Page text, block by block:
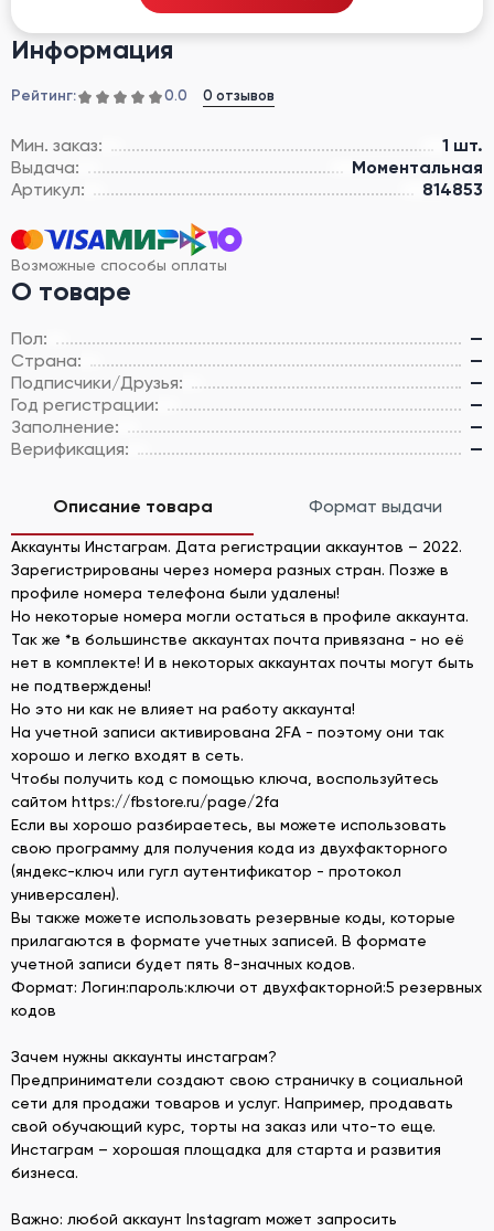
Информация
Рейтинг: 0.0 0 отзывов
Мин. заказ:
1 шт.
Выдача:
Моментальная
Артикул:
814853
Возможные способы оплаты
О товаре
Пол:
—
Страна:
—
Подписчики/Друзья:
—
Год регистрации:
—
Заполнение:
—
Верификация:
—
Описание товара Формат выдачи
Аккаунты Инстаграм. Дата регистрации аккаунтов – 2022.
Зарегистрированы через номера разных стран. Позже в
профиле номера телефона были удалены!
Но некоторые номера могли остаться в профиле аккаунта.
Так же *в большинстве аккаунтах почта привязана - но её
нет в комплекте! И в некоторых аккаунтах почты могут быть
не подтверждены!
Но это ни как не влияет на работу аккаунта!
На учетной записи активирована 2FA - поэтому они так
хорошо и легко входят в сеть.
Чтобы получить код с помощью ключа, воспользуйтесь
сайтом https://fbstore.ru/page/2fa
Если вы хорошо разбираетесь, вы можете использовать
свою программу для получения кода из двухфакторного
(яндекс-ключ или гугл аутентификатор - протокол
универсален).
Вы также можете использовать резервные коды, которые
прилагаются в формате учетных записей. В формате
учетной записи будет пять 8-значных кодов.
Формат: Логин:пароль:ключи от двухфакторной:5 резервных
кодов
Зачем нужны аккаунты инстаграм?
Предприниматели создают свою страничку в социальной
сети для продажи товаров и услуг. Например, продавать
свой обучающий курс, торты на заказ или что-то еще.
Инстаграм – хорошая площадка для старта и развития
бизнеса.
Важно: любой аккаунт Instagram может запросить